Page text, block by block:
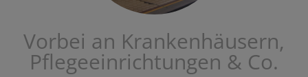
Vorbei an Krankenhäusern,
Pflegeeinrichtungen & Co.